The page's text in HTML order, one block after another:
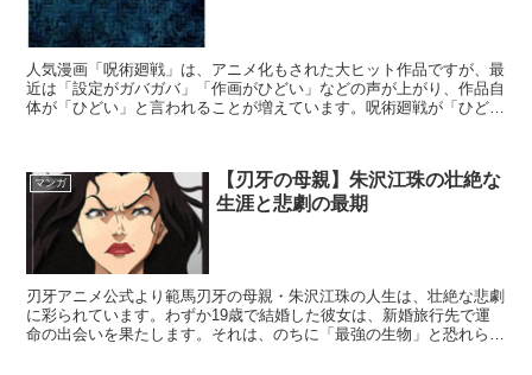
人気漫画「呪術廻戦」は、アニメ化もされた大ヒット作品ですが、最
近は「設定がガバガバ」「作画がひどい」などの声が上がり、作品自
体が「ひどい」と言われることが増えています。呪術廻戦が「ひど
マンガ
【刃牙の母親】朱沢江珠の壮絶な
生涯と悲劇の最期
刃牙アニメ公式より範馬刃牙の母親・朱沢江珠の人生は、壮絶な悲劇
に彩られています。わずか19歳で結婚した彼女は、新婚旅行先で運
命の出会いを果たします。それは、のちに「最強の生物」と恐れられ